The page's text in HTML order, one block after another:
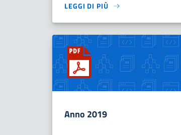
LEGGI DI PIÙ
Anno 2019